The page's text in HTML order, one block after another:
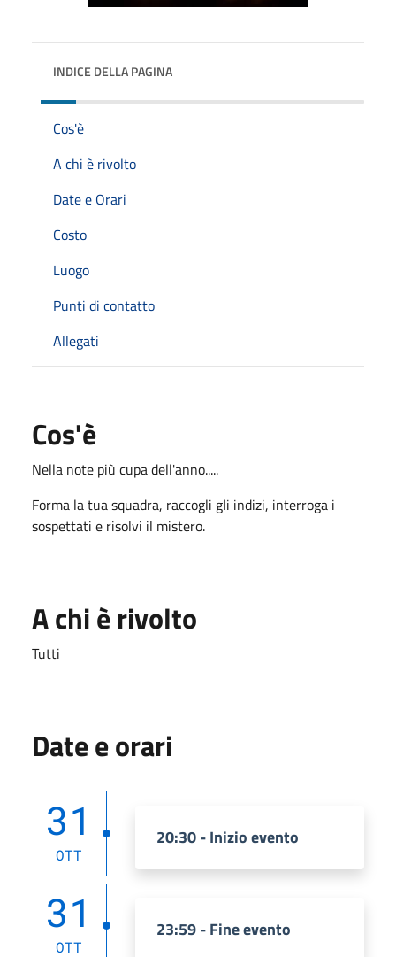
INDICE DELLA PAGINA
Cos'è
A chi è rivolto
Date e Orari
Costo
Luogo
Punti di contatto
Allegati
Cos'è
Nella note più cupa dell'anno.....
Forma la tua squadra, raccogli gli indizi, interroga i
sospettati e risolvi il mistero.
A chi è rivolto
Tutti
Date e orari
31
OTT
20:30 - Inizio evento
31
OTT
23:59 - Fine evento